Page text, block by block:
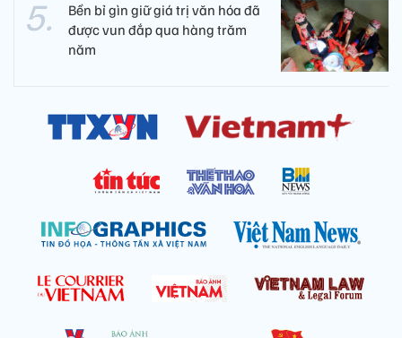
Bền bỉ gìn giữ giá trị văn hóa đã
được vun đắp qua hàng trăm
năm